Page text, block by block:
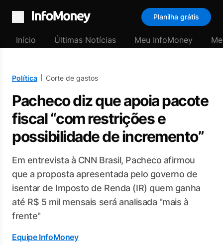
Menu
Planilha grátis
Início Últimas Notícias Meu InfoMoney
Política Corte de gastos
Pacheco diz que apoia pacote
fiscal “com restrições e
possibilidade de incremento”
Em entrevista à CNN Brasil, Pacheco afirmou
que a proposta apresentada pelo governo de
isentar de Imposto de Renda (IR) quem ganha
até R$ 5 mil mensais será analisada "mais à
frente"
Equipe InfoMoney